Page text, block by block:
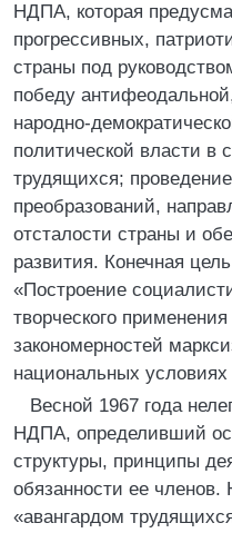
НДПА, которая
прогрессивных,
страны под
победу
народно-
политической власти в
трудящихся;
преобразований,
отсталости страны и
развития. Конечная
«Построение
творческого
закономерностей
национальных
Весной 1967 года
НДПА, определивший
структуры, принципы
обязанности ее
«авангардом